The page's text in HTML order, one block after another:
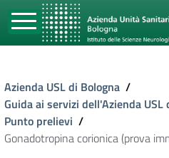
Azienda USL di Bologna /
Guida ai servizi dell'Azienda USL
Punto prelievi /
Gonadotropina corionica (prova